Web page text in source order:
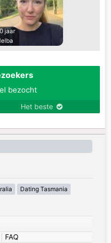
jaar
bezocht
Het beste
Dating Tasmania
FAQ